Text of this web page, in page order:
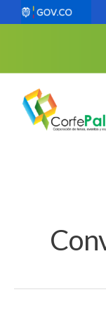
al